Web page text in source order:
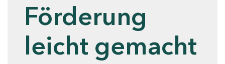
Förderung
leicht gemacht